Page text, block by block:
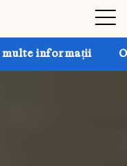
Obțineți până la